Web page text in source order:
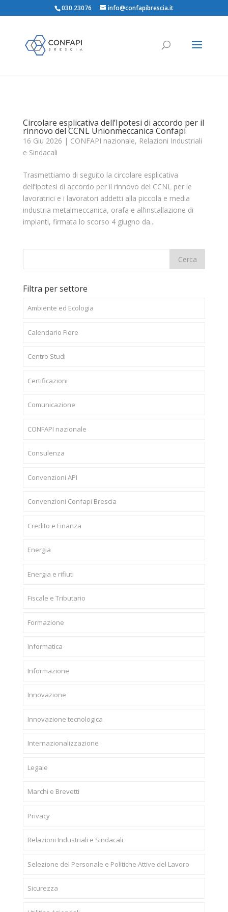
030 23076 info@confapibrescia.it
Circolare esplicativa dell’Ipotesi di accordo per il
rinnovo del CCNL Unionmeccanica Confapi
16 Giu 2026 | CONFAPI nazionale, Relazioni Industriali
e Sindacali
Trasmettiamo di seguito la circolare esplicativa
dell’Ipotesi di accordo per il rinnovo del CCNL per le
lavoratrici e i lavoratori addetti alla piccola e media
industria metalmeccanica, orafa e all’installazione di
impianti, firmata lo scorso 4 giugno da...
Filtra per settore
Ambiente ed Ecologia
Calendario Fiere
Centro Studi
Certificazioni
Comunicazione
CONFAPI nazionale
Consulenza
Convenzioni API
Convenzioni Confapi Brescia
Credito e Finanza
Energia
Energia e rifiuti
Fiscale e Tributario
Formazione
Informatica
Informazione
Innovazione
Innovazione tecnologica
Internazionalizzazione
Legale
Marchi e Brevetti
Privacy
Relazioni Industriali e Sindacali
Selezione del Personale e Politiche Attive del Lavoro
Sicurezza